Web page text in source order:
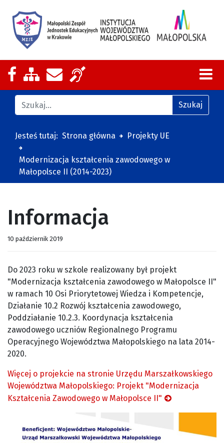
Nasza strona na Facebooku
Zobacz mapę strony
Wyślij emailZakres działalności z tłumaczeniem
Jesteś tutaj: Strona główna Projekty UE
Modernizacja kształcenia zawodowego w
Małopolsce II (2014-2023)
Znajdź na stronie Szukaj
Informacja
10 październik 2019
Do 2023 roku w szkole realizowany był projekt
"Modernizacja kształcenia zawodowego w Małopolsce II"
w ramach 10 Osi Priorytetowej Wiedza i Kompetencje,
Działanie 10.2 Rozwój kształcenia zawodowego,
Poddziałanie 10.2.3. Koordynacja kształcenia
zawodowego uczniów Regionalnego Programu
Operacyjnego Województwa Małopolskiego na lata 2014-
2020.
Więcej o projekcie na stronie Urzędu Marszałkowskiego
Województwa Małopolskiego: Projekt "Modernizacja
Kształcenia Zawodowego w Małopolsce II"